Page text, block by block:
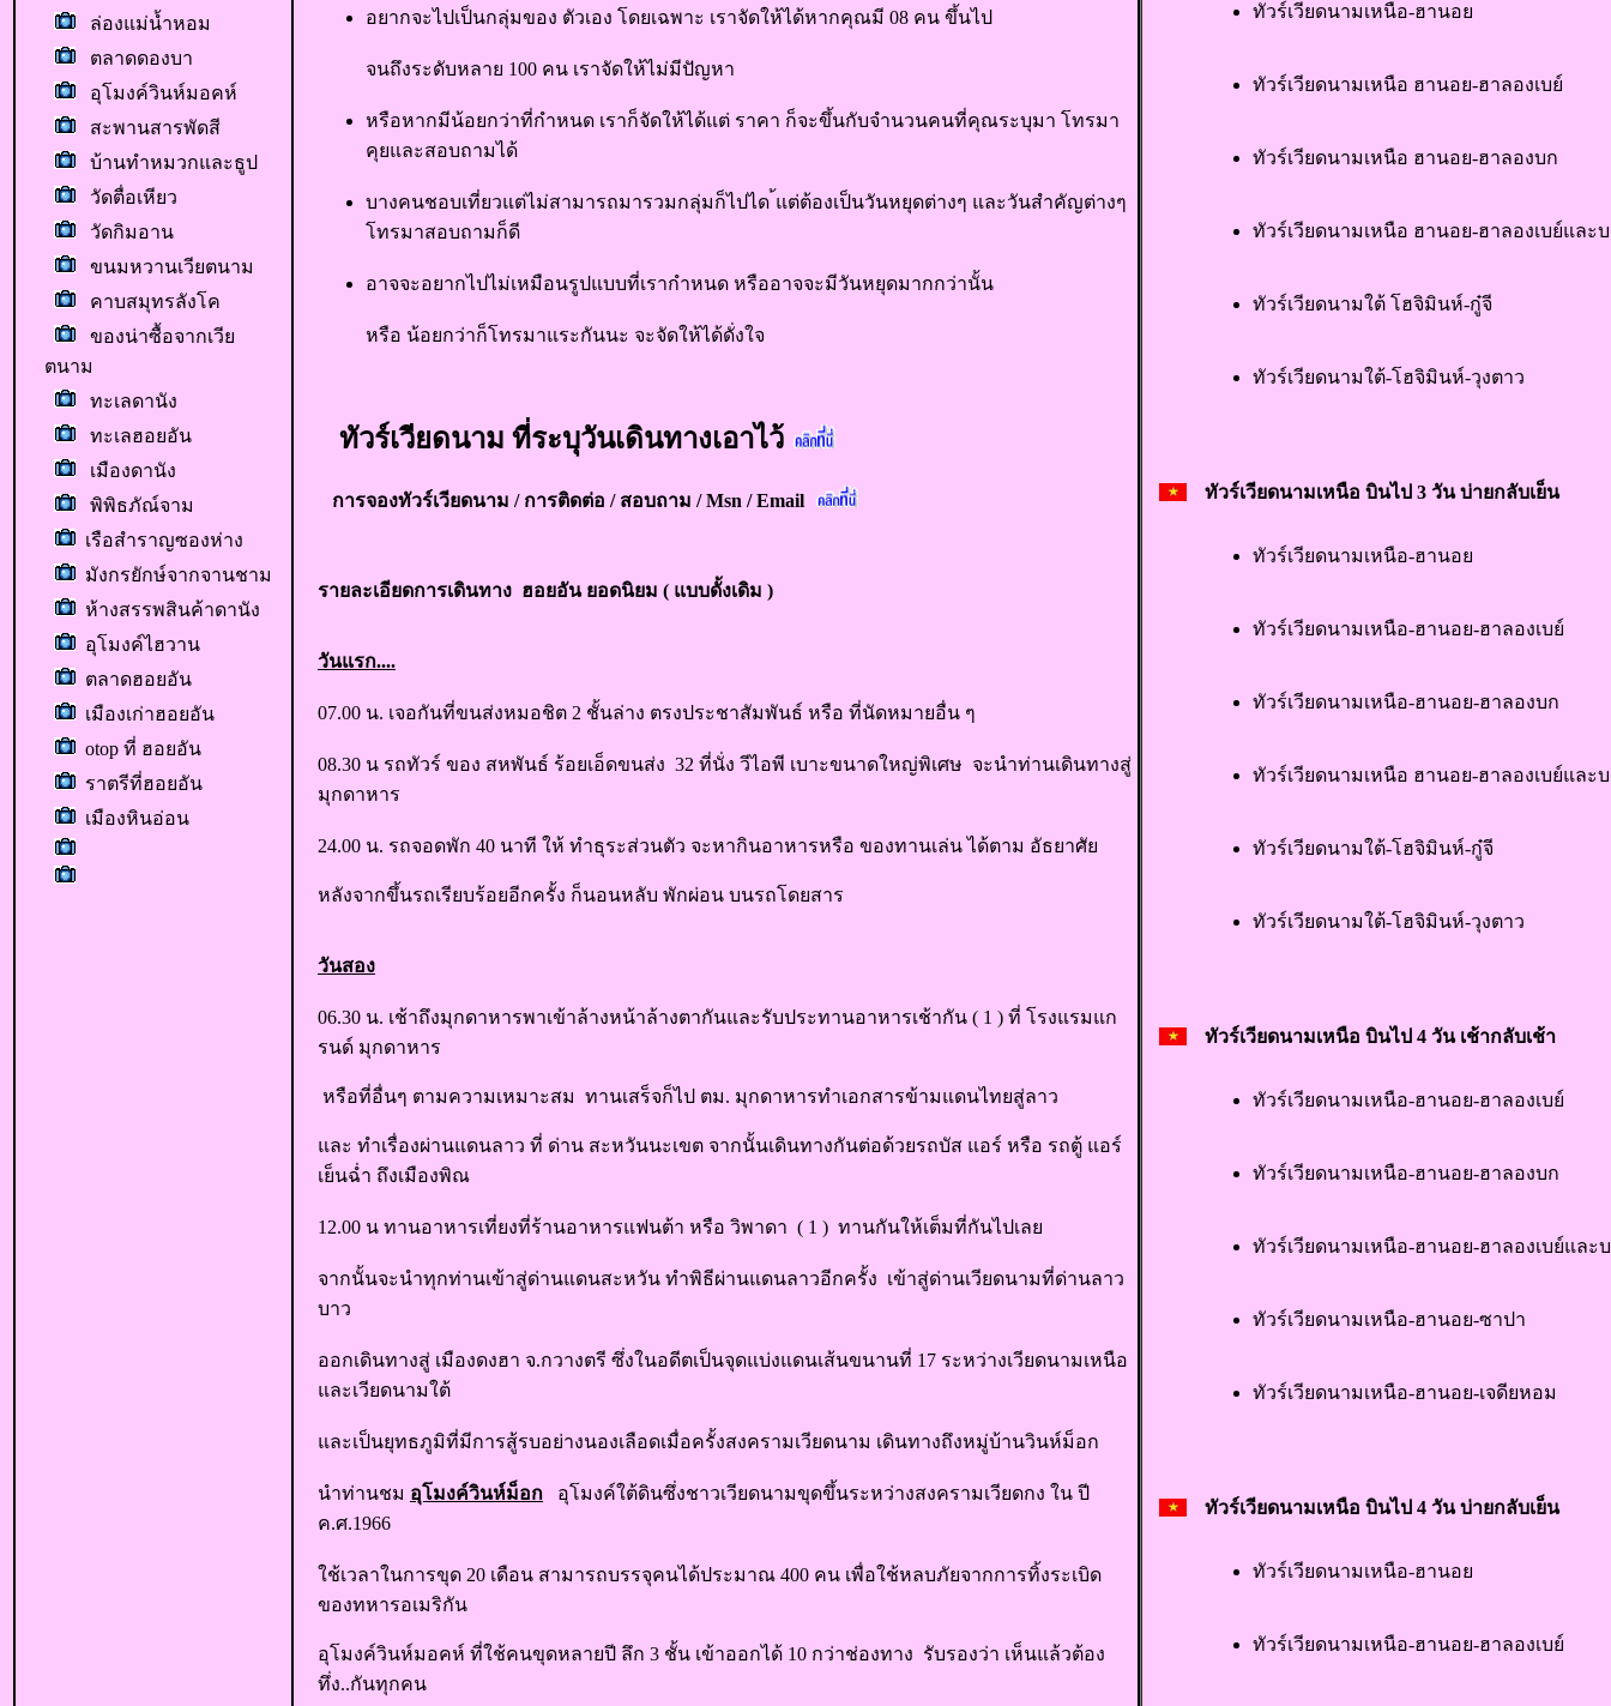
ล่องแม่น้ำหอม
ตลาดดองบา
อุโมงค์วินห์มอคห์
สะพานสารพัดสี
บ้านทำหมวกและธูป
วัดตื่อเหียว
วัดกิมอาน
ขนมหวานเวียตนาม
คาบสมุทรลังโค
ของน่าซื้อจากเวีย
ตนาม
ทะเลดานัง
ทะเลฮอยอัน
เมืองดานัง
พิพิธภัณ์จาม
เรือสำราญซองห่าง
มังกรยักษ์จากจานชาม
ห้างสรรพสินค้าดานัง
อุโมงค์ไฮวาน
ตลาดฮอยอัน
เมืองเก่าฮอยอัน
otop ที่ ฮอยอัน
ราตรีที่ฮอยอัน
เมืองหินอ่อน
อยากจะไปเป็นกลุ่มของ ตัวเอง โดยเฉพาะ เราจัดให้ได้หากคุณมี 08 คน ขึ้นไป
จนถึงระดับหลาย 100 คน เราจัดให้ไม่มีปัญหา
หรือหากมีน้อยกว่าที่กำหนด เราก็จัดให้ได้แต่ ราคา ก็จะขึ้นกับจำนวนคนที่คุณระบุมา โทรมา
คุยและสอบถามได้
บางคนชอบเที่ยวแต่ไม่สามารถมารวมกลุ่มก็ไปได ้แต่ต้องเป็นวันหยุดต่างๆ และวันสำคัญต่างๆ
โทรมาสอบถามก็ดี
อาจจะอยากไปไม่เหมือนรูปแบบที่เรากำหนด หรืออาจจะมีวันหยุดมากกว่านั้น
หรือ น้อยกว่าก็โทรมาแระกันนะ จะจัดให้ได้ดั่งใจ
ทัวร์เวียดนาม ที่ระบุวันเดินทางเอาไว้
การจองทัวร์เวียดนาม /การติดต่อ / สอบถาม / Msn / Email
รายละเอียดการเดินทาง ฮอยอัน ยอดนิยม ( แบบดั้งเดิม )
วันแรก....
07.00 น. เจอกันที่ขนส่งหมอชิต 2 ชั้นล่าง ตรงประชาสัมพันธ์ หรือ ที่นัดหมายอื่น ๆ
08.30 น รถทัวร์ ของ สหพันธ์ ร้อยเอ็ดขนส่ง 32 ที่นั่ง วีไอพี เบาะขนาดใหญ่พิเศษ จะนำท่านเดินทางสู่
มุกดาหาร
24.00 น. รถจอดพัก 40 นาที ให้ ทำธุระส่วนตัว จะหากินอาหารหรือ ของทานเล่น ได้ตาม อัธยาศัย
หลังจากขึ้นรถเรียบร้อยอีกครั้ง ก็นอนหลับ พักผ่อน บนรถโดยสาร
วันสอง
06.30 น. เช้าถึงมุกดาหารพาเข้าล้างหน้าล้างตากันและรับประทานอาหารเช้ากัน ( 1 ) ที่ โรงแรมแก
รนด์ มุกดาหาร
หรือที่อื่นๆ ตามความเหมาะสม ทานเสร็จก็ไป ตม. มุกดาหารทำเอกสารข้ามแดนไทยสู่ลาว
และ ทำเรื่องผ่านแดนลาว ที่ ด่าน สะหวันนะเขต จากนั้นเดินทางกันต่อด้วยรถบัส แอร์ หรือ รถตู้ แอร์
เย็นฉ่ำ ถึงเมืองพิณ
12.00 น ทานอาหารเที่ยงที่ร้านอาหารแฟนต้า หรือ วิพาดา ( 1 ) ทานกันให้เต็มที่กันไปเลย
จากนั้นจะนำทุกท่านเข้าสู่ด่านแดนสะหวัน ทำพิธีผ่านแดนลาวอีกครั้ง เข้าสู่ด่านเวียดนามที่ด่านลาว
บาว
ออกเดินทางสู่ เมืองดงฮา จ.กวางตรี ซึ่งในอดีตเป็นจุดแบ่งแดนเส้นขนานที่ 17 ระหว่างเวียดนามเหนือ
และเวียดนามใต้
และเป็นยุทธภูมิที่มีการสู้รบอย่างนองเลือดเมื่อครั้งสงครามเวียดนาม เดินทางถึงหมู่บ้านวินห์ม็อก
นำท่านชม อุโมงค์วินห์ม็อก อุโมงค์ใต้ดินซึ่งชาวเวียดนามขุดขึ้นระหว่างสงครามเวียดกง ใน ปี
ค.ศ.1966
ใช้เวลาในการขุด 20 เดือน สามารถบรรจุคนได้ประมาณ 400 คน เพื่อใช้หลบภัยจากการทิ้งระเบิด
ของทหารอเมริกัน
อุโมงค์วินห์มอคห์ ที่ใช้คนขุดหลายปี ลึก 3 ชั้น เข้าออกได้ 10 กว่าช่องทาง รับรองว่า เห็นแล้วต้อง
ทึ่ง..กันทุกคน
ทัวร์เวียดนามเหนือ-ฮานอย
ทัวร์เวียดนามเหนือ ฮานอย-ฮาลองเบย์
ทัวร์เวียดนามเหนือ ฮานอย-ฮาลองบก
ทัวร์เวียดนามเหนือ ฮานอย-ฮาลองเบย์และ
ทัวร์เวียดนามใต้ โฮจิมินห์-กู๋จี
ทัวร์เวียดนามใต้-โฮจิมินห์-วุงตาว
ทัวร์เวียดนามเหนือ บินไป 3 วัน บ่ายกลับเย็น
ทัวร์เวียดนามเหนือ-ฮานอย
ทัวร์เวียดนามเหนือ-ฮานอย-ฮาลองเบย์
ทัวร์เวียดนามเหนือ-ฮานอย-ฮาลองบก
ทัวร์เวียดนามเหนือ ฮานอย-ฮาลองเบย์และ
ทัวร์เวียดนามใต้-โฮจิมินห์-กู๋จี
ทัวร์เวียดนามใต้-โฮจิมินห์-วุงตาว
ทัวร์เวียดนามเหนือ บินไป 4 วัน เช้ากลับเช้า
ทัวร์เวียดนามเหนือ-ฮานอย-ฮาลองเบย์
ทัวร์เวียดนามเหนือ-ฮานอย-ฮาลองบก
ทัวร์เวียดนามเหนือ-ฮานอย-ฮาลองเบย์และ
ทัวร์เวียดนามเหนือ-ฮานอย-ซาปา
ทัวร์เวียดนามเหนือ-ฮานอย-เจดียหอม
ทัวร์เวียดนามเหนือ บินไป 4 วัน บ่ายกลับเย็น
ทัวร์เวียดนามเหนือ-ฮานอย
ทัวร์เวียดนามเหนือ-ฮานอย-ฮาลองเบย์